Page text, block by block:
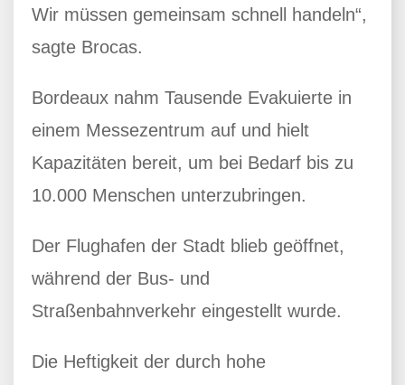
Wir müssen gemeinsam schnell handeln“,
sagte Brocas.
Bordeaux nahm Tausende Evakuierte in
einem Messezentrum auf und hielt
Kapazitäten bereit, um bei Bedarf bis zu
10.000 Menschen unterzubringen.
Der Flughafen der Stadt blieb geöffnet,
während der Bus- und
Straßenbahnverkehr eingestellt wurde.
Die Heftigkeit der durch hohe